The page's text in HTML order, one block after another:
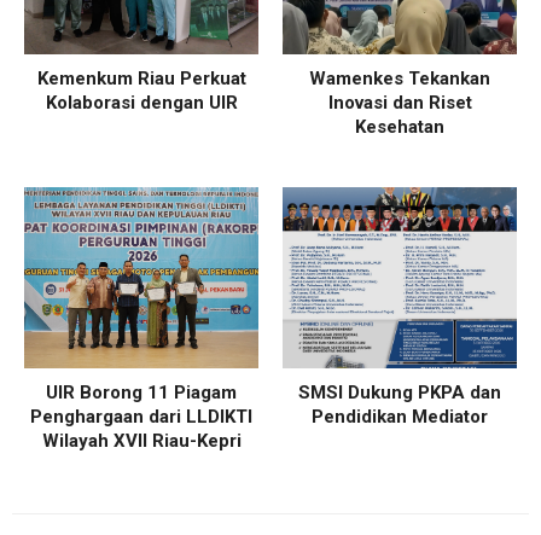
Kemenkum Riau Perkuat
Kolaborasi dengan UIR
Wamenkes Tekankan
Inovasi dan Riset
Kesehatan
UIR Borong 11 Piagam
Penghargaan dari LLDIKTI
Wilayah XVII Riau-Kepri
SMSI Dukung PKPA dan
Pendidikan Mediator